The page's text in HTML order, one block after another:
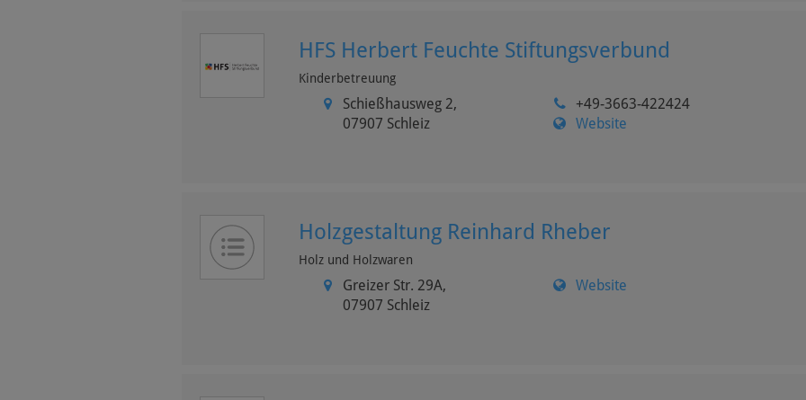
HFS Herbert Feuchte Stiftungsverbund
Kinderbetreuung
Schießhausweg 2,
07907 Schleiz
+49-3663-422424
Website
Holzgestaltung Reinhard Rheber
Holz und Holzwaren
Greizer Str. 29A,
07907 Schleiz
Website